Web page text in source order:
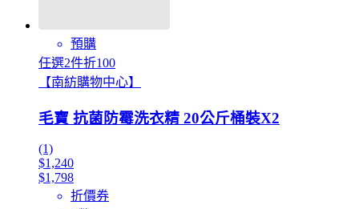
預購
任選2件折100
【南紡購物中心】
毛寶 抗菌防霉洗衣精 20公斤桶裝X2
(1)
$1,240
$1,798
折價券